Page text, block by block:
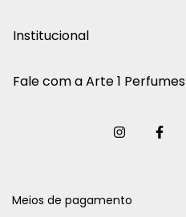
Institucional
Fale com a Arte 1 Perfumes
Meios de pagamento